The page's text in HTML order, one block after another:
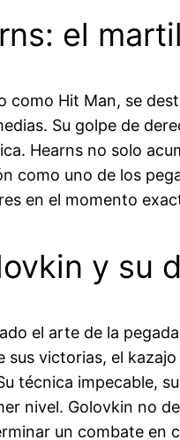
el
como Hit Man, se
Su golpe de
Hearns no solo
como uno de los
en el momento
y su
el arte de la
sus victorias, el
técnica impecable,
nivel. Golovkin no
un combate en